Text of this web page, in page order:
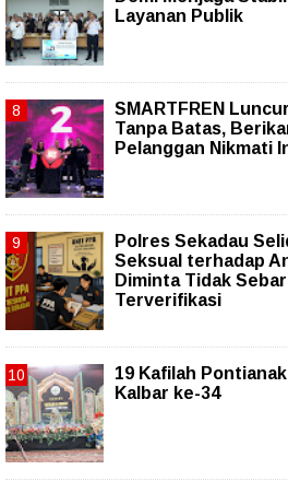
Layanan Publik
SMARTFREN
Tanpa Batas,
Pelanggan Nikmati
Polres Sekadau
Seksual terhadap
Diminta Tidak
Terverifikasi
19 Kafilah
Kalbar ke-34